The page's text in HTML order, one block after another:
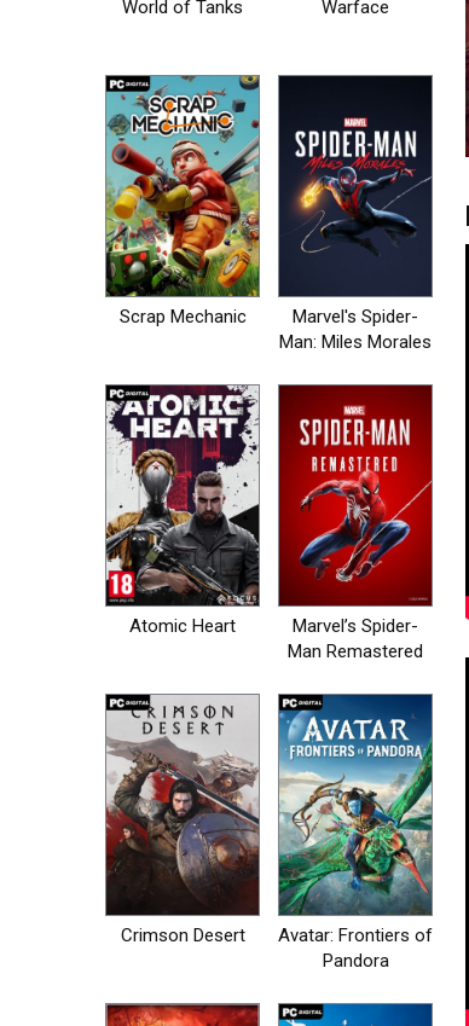
World of Tanks Warface
Scrap Mechanic
Marvel's Spider-
Man: Miles Morales
Atomic Heart
Marvel’s Spider-
Man Remastered
Crimson Desert
Avatar: Frontiers of
Pandora